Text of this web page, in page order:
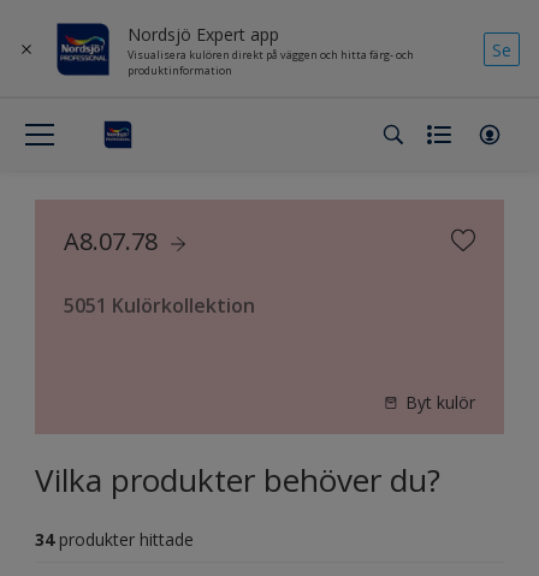
Nordsjö Expert app
Visualisera kulören direkt på väggen och hitta färg- och
produktinformation
Se
A8.07.78
5051 Kulörkollektion
Byt kulör
Vilka produkter behöver du?
34 produkter hittade